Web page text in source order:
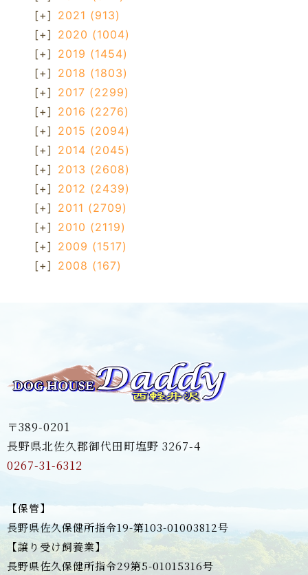
[+] 2021 (913)
[+] 2020 (1004)
[+] 2019 (1454)
[+] 2018 (1803)
[+] 2017 (2299)
[+] 2016 (2276)
[+] 2015 (2094)
[+] 2014 (2045)
[+] 2013 (2608)
[+] 2012 (2439)
[+] 2011 (2709)
[+] 2010 (2119)
[+] 2009 (1517)
[+] 2008 (167)
〒389-0201
長野県北佐久郡御代田町塩野 3267-4
0267-31-6312
【保管】
長野県佐久保健所指令19-第103-01003812号
【譲り受け飼養業】
長野県佐久保健所指令29第5-01015316号